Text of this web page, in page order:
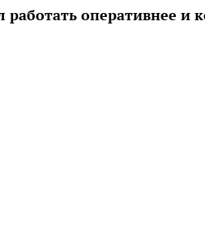
работать оперативнее и